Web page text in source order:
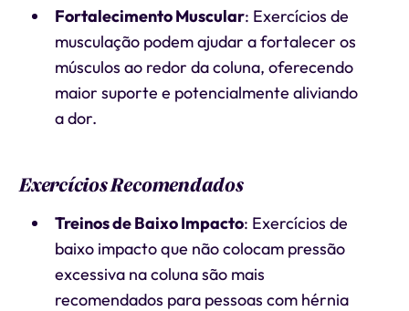
Fortalecimento Muscular: Exercícios de
musculação podem ajudar a fortalecer os
músculos ao redor da coluna, oferecendo
maior suporte e potencialmente aliviando
a dor.
Exercícios Recomendados
Treinos de Baixo Impacto: Exercícios de
baixo impacto que não colocam pressão
excessiva na coluna são mais
recomendados para pessoas com hérnia